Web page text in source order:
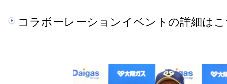
コラボーレーションイベントの詳細は